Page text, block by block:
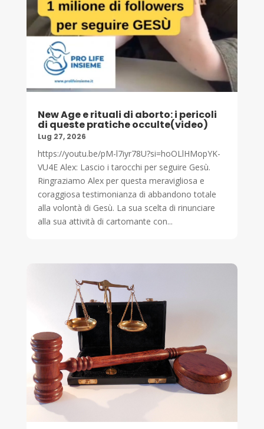
New Age e rituali di aborto: i pericoli
di queste pratiche occulte(video)
Lug 27, 2026
https://youtu.be/pM-l7iyr78U?si=hoOLlHMopYK-
VU4E Alex: Lascio i tarocchi per seguire Gesù.
Ringraziamo Alex per questa meravigliosa e
coraggiosa testimonianza di abbandono totale
alla volontà di Gesù. La sua scelta di rinunciare
alla sua attività di cartomante con...